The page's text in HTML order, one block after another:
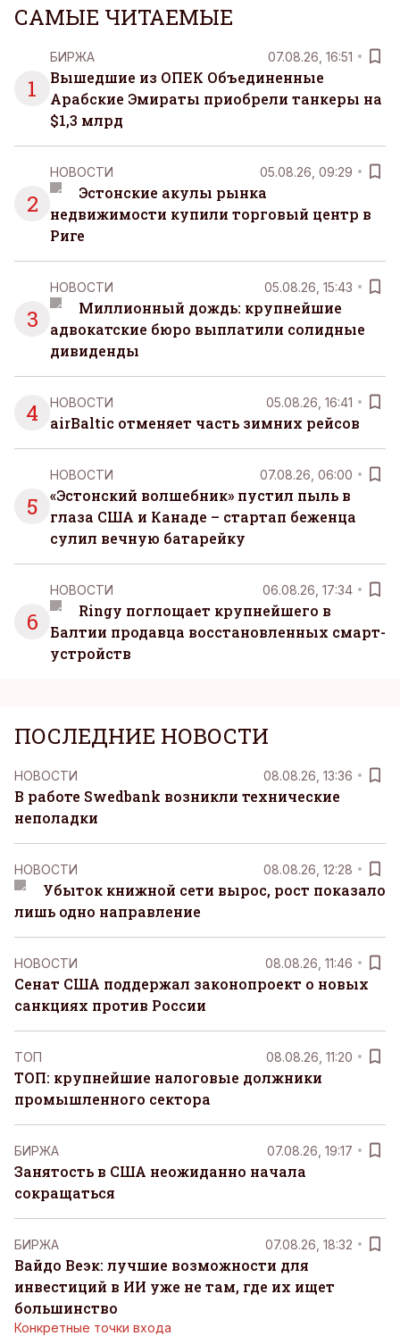
САМЫЕ ЧИТАЕМЫЕ
1
БИРЖА 07.08.26, 16:51
Вышедшие из ОПЕК Объединенные
Арабские Эмираты приобрели танкеры на
$1,3 млрд
2
НОВОСТИ 05.08.26, 09:29
Эстонские акулы рынка
недвижимости купили торговый центр в
Риге
3
НОВОСТИ 05.08.26, 15:43
Миллионный дождь: крупнейшие
адвокатские бюро выплатили солидные
дивиденды
4 НОВОСТИ 05.08.26, 16:41
airBaltic отменяет часть зимних рейсов
5
НОВОСТИ 07.08.26, 06:00
«Эстонский волшебник» пустил пыль в
глаза США и Канаде – стартап беженца
сулил вечную батарейку
6
НОВОСТИ 06.08.26, 17:34
Ringy поглощает крупнейшего в
Балтии продавца восстановленных смарт-
устройств
ПОСЛЕДНИЕ НОВОСТИ
НОВОСТИ 08.08.26, 13:36
В работе Swedbank возникли технические
неполадки
НОВОСТИ 08.08.26, 12:28
Убыток книжной сети вырос, рост показало
лишь одно направление
НОВОСТИ 08.08.26, 11:46
Сенат США поддержал законопроект о новых
санкциях против России
ТОП 08.08.26, 11:20
ТОП: крупнейшие налоговые должники
промышленного сектора
БИРЖА 07.08.26, 19:17
Занятость в США неожиданно начала
сокращаться
БИРЖА 07.08.26, 18:32
Вайдо Веэк: лучшие возможности для
инвестиций в ИИ уже не там, где их ищет
большинство
Конкретные точки входа